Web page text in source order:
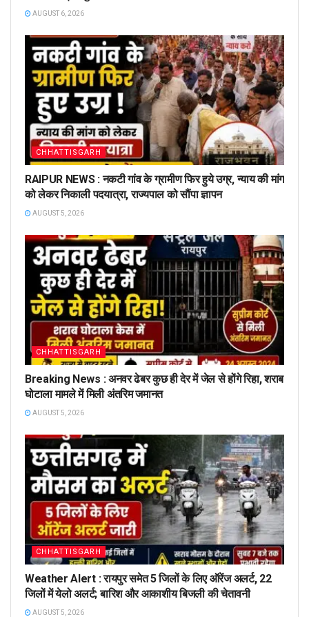
AUGUST 6, 2026
CHHATTISGARH
RAIPUR NEWS : नकटी गांव के ग्रामीण फिर हुये उग्र, न्याय की मांग
को लेकर निकाली पदयात्रा, राज्यपाल को सौंपा ज्ञापन
AUGUST 5, 2026
CHHATTISGARH
Breaking News : अनवर ढेबर कुछ ही देर में जेल से होंगे रिहा, शराब
घोटाला मामले में मिली अंतरिम जमानत
AUGUST 5, 2026
CHHATTISGARH
Weather Alert : रायपुर समेत 5 जिलों के लिए ऑरेंज अलर्ट, 22
जिलों में येलो अलर्ट; बारिश और आकाशीय बिजली की चेतावनी
AUGUST 5, 2026